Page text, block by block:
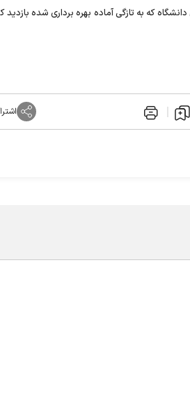
که به تازگی آماده بهره برداری شده بازدید